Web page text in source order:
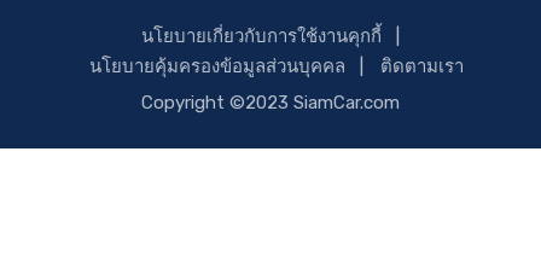
นโยบายเกี่ยวกับการใช้งานคุกกี้
นโยบายคุ้มครองข้อมูลส่วนบุคคล
ติดตามเรา
Copyright ©2023 SiamCar.com